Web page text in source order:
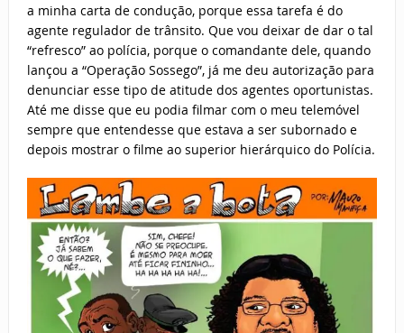
a minha carta de condução, porque essa tarefa é do
agente regulador de trânsito. Que vou deixar de dar o tal
“refresco” ao polícia, porque o comandante dele, quando
lançou a “Operação Sossego”, já me deu autorização para
denunciar esse tipo de atitude dos agentes oportunistas.
Até me disse que eu podia filmar com o meu telemóvel
sempre que entendesse que estava a ser subornado e
depois mostrar o filme ao superior hierárquico do Polícia.